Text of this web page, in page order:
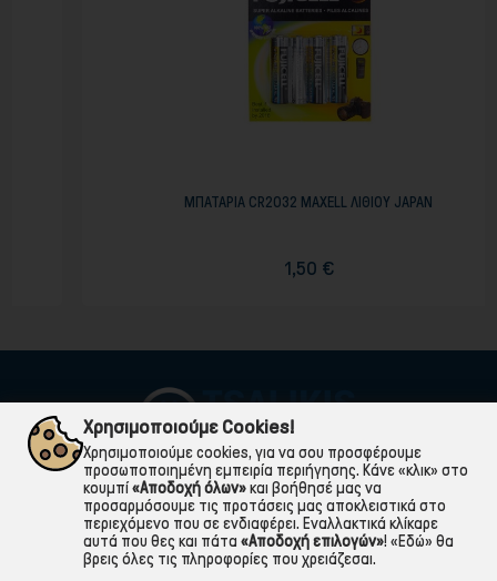
ΜΠΑΤΑΡΙΑ CR2032 MAXELL ΛΙΘΙΟΥ JAPAN
ΠΛΗΡΟΦΟΡΙΕΣ
Χρησιμοποιούμε Cookies!
Χρησιμοποιούμε cookies, για να σου προσφέρουμε
προσωποποιημένη εμπειρία περιήγησης. Κάνε «κλικ» στο
κουμπί«Αποδοχή όλων»και βοήθησέ μας να
προσαρμόσουμε τις προτάσεις μας αποκλειστικά στο
περιεχόμενο που σε ενδιαφέρει. Εναλλακτικά κλίκαρε
αυτά που θες και πάτα «Αποδοχή επιλογών»! «Εδώ» θα
βρεις όλες τις πληροφορίες που χρειάζεσαι.